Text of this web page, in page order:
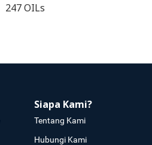
247 OILs
Siapa Kami?
Tentang Kami
Hubungi Kami